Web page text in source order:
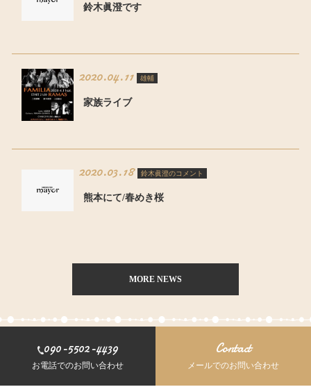
鈴木眞澄です
2020.04.11 雄輔
家族ライブ
2020.03.18 鈴木眞澄のコメント
熊本にて/春めき桜
MORE NEWS
090-5502-4439
お電話でのお問い合わせ
Contact
メールでのお問い合わせ